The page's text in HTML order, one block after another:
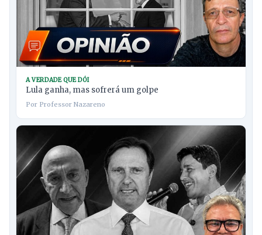
A VERDADE QUE DÓI
Lula ganha, mas sofrerá um golpe
Por Professor Nazareno